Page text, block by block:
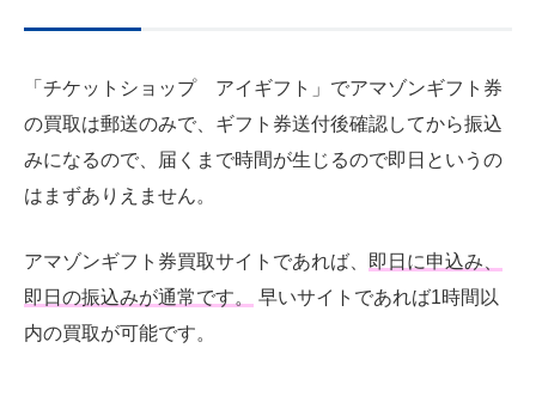
「チケットショップ アイギフト」でアマゾンギフト券
の買取は郵送のみで、ギフト券送付後確認してから振込
みになるので、届くまで時間が生じるので即日というの
はまずありえません。
アマゾンギフト券買取サイトであれば、
即日に申込み、
即日の振込みが通常です。
早いサイトであれば1時間以
内の買取が可能です。